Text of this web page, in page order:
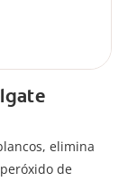
elimina
de